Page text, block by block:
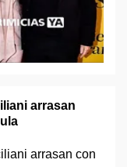
arrasan